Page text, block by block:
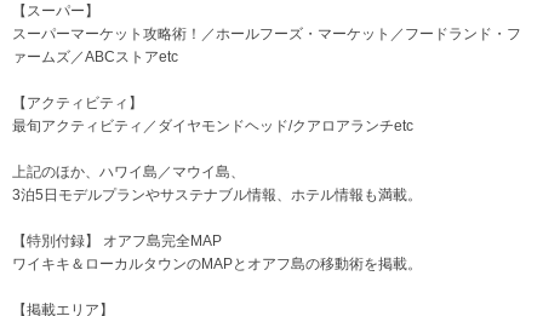
【スーパー】
スーパーマーケット攻略術！／ホールフーズ・マーケット／フードランド・フ
ァームズ／ABCストアetc
【アクティビティ】
最旬アクティビティ／ダイヤモンドヘッド/クアロアランチetc
上記のほか、ハワイ島／マウイ島、
3泊5日モデルプランやサステナブル情報、ホテル情報も満載。
【特別付録】 オアフ島完全MAP
ワイキキ＆ローカルタウンのMAPとオアフ島の移動術を掲載。
【掲載エリア】